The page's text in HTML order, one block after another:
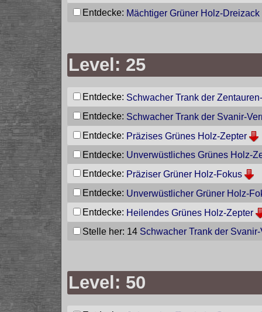
Entdecke: Mächtiger Grüner Holz-Dreizack
Level: 25
Entdecke: Schwacher Trank der
Entdecke: Schwacher Trank der Svanir-
Entdecke: Präzises Grünes Holz-Zepter
Entdecke: Unverwüstliches Grünes Holz-
Entdecke: Präziser Grüner Holz-Fokus
Entdecke: Unverwüstlicher Grüner Holz-
Entdecke: Heilendes Grünes Holz-Zepter
Stelle her: 14 Schwacher Trank der
Level: 50